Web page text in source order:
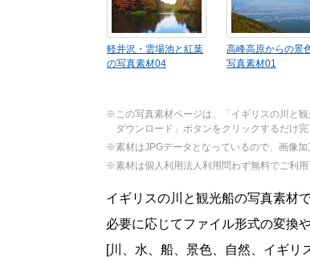
軽井沢・雲場池と紅葉
の写真素材04
高峰高原からの景
写真素材01
※この写真素材ページは、「イギリスの川と
ダウンロード」ボタンをクリックするだけ完
※素材はJPGデータとなっているので、画像加
※素材は個人利用法人利用問わず無料でご利用
イギリスの川と観光船の写真素材で
必要に応じてファイル形式の変換
[川、水、船、景色、自然、イギリ